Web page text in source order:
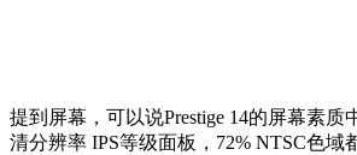
提到屏幕，可以说Prestige 14的屏幕素质
清分辨率 IPS等级面板，72% NTSC色域